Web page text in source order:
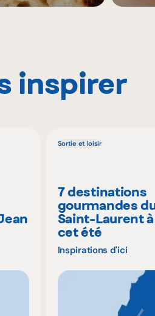
inspirer
Sortie et loisir
7 destinations
gourmandes
Saint-Laurent
cet été
Inspirations d'ici